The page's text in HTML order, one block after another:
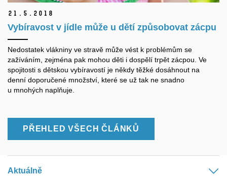
21. 5. 2018
Vybíravost v jídle může u dětí způsobovat zácpu
Nedostatek vlákniny ve stravě může vést k problémům se
zažíváním, zejména pak mohou děti i dospělí trpět zácpou. Ve
spojitosti s dětskou vybíravostí je někdy těžké dosáhnout na
denní doporučené množství, které se už tak ne snadno
u mnohých naplňuje.
PŘEHLED VŠECH ČLÁNKŮ
Aktuálně